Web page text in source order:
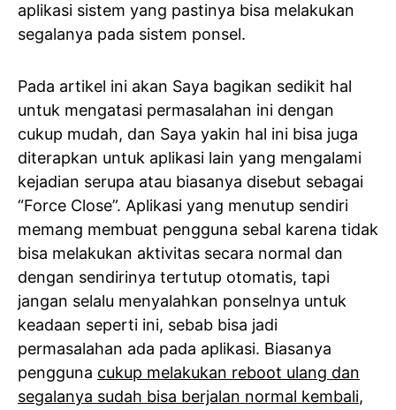
aplikasi sistem yang pastinya bisa melakukan
segalanya pada sistem ponsel.
Pada artikel ini akan Saya bagikan sedikit hal
untuk mengatasi permasalahan ini dengan
cukup mudah, dan Saya yakin hal ini bisa juga
diterapkan untuk aplikasi lain yang mengalami
kejadian serupa atau biasanya disebut sebagai
“Force Close”. Aplikasi yang menutup sendiri
memang membuat pengguna sebal karena tidak
bisa melakukan aktivitas secara normal dan
dengan sendirinya tertutup otomatis, tapi
jangan selalu menyalahkan ponselnya untuk
keadaan seperti ini, sebab bisa jadi
permasalahan ada pada aplikasi. Biasanya
pengguna cukup melakukan reboot ulang dan
segalanya sudah bisa berjalan normal kembali,